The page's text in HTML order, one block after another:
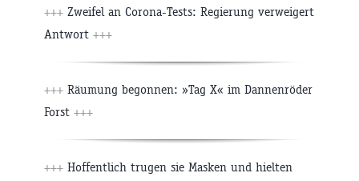
+++ Zweifel an Corona-Tests: Regierung verweigert
Antwort +++
+++ Räumung begonnen: »Tag X« im Dannenröder
Forst +++
+++ Hoffentlich trugen sie Masken und hielten